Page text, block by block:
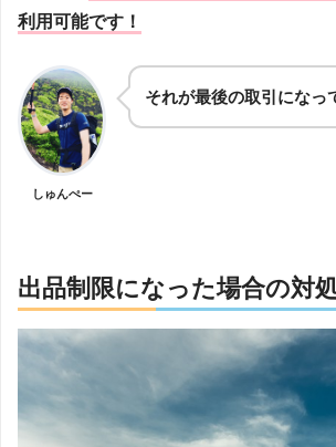
利用可能です！
しゅんぺー
それが最後の取引になっ
出品制限になった場合の対